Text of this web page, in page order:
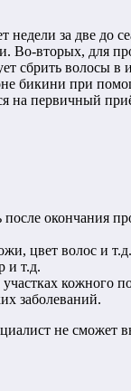
за две до
Во-вторых, для
сбрить волосы
бикини при
на первичный
после окончания
цвет волос и
и т.д.
кожного
заболеваний.
не сможет